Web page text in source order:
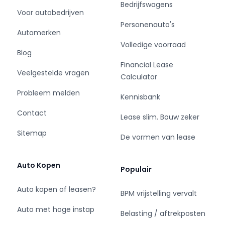
- Zwarte (glans) exterieur delen
Pakket: Assistance pakket
- Bots herkenning en activatie
- Rondomzicht camera
- Zij airbag(s) achter
Comfort
- Regensensor
Exterieur
- Achteruitrijcamera
- Adaptief demping systeem
- Buitenspiegels elektrisch inklapbaar
Voor autobedrijven
Automerken
Blog
Veelgestelde vragen
Probleem melden
Contact
Sitemap
Auto Kopen
Auto kopen of leasen?
Auto met hoge instap
Bedrijfswagens
Personenauto's
Volledige voorraad
Financial Lease
Calculator
Kennisbank
Lease slim. Bouw zeker
De vormen van lease
Populair
BPM vrijstelling vervalt
Belasting / aftrekposten